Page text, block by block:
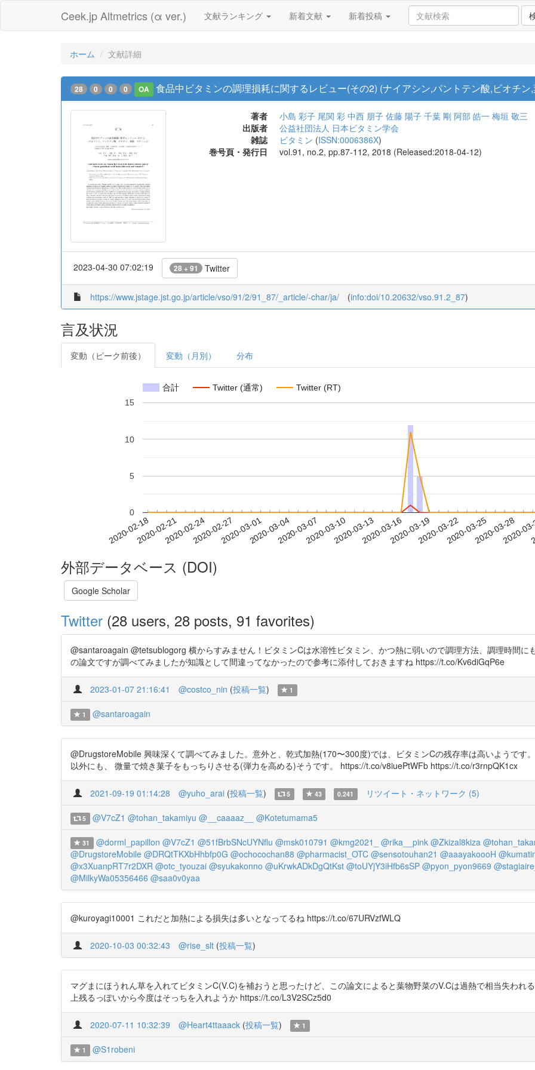
Ceek.jp Altmetrics (α ver.) 文献ランキング 新着文献 新着投稿
ホーム 文献詳細
28 0 0 0 OA 食品中ビタミンの調理損耗に関するレビュー(その2) (ナイアシン,パントテン酸,ビオチン
著者 小島 彩子 尾関 彩 中西 朋子 佐藤 陽子 千葉 剛 阿部 皓一 梅垣 敬三
出版者
公益社団法人 日本ビタミン学会
雑誌
ビタミン (ISSN:0006386X)
巻号頁・発行日
vol.91, no.2, pp.87-112, 2018 (Released:2018-04-12)
2023-04-30 07:02:19 28 + 91 Twitter
https://www.jstage.jst.go.jp/article/vso/91/2/91_87/_article/-char/ja/ (info:doi/10.20632/vso.91.2_87)
言及状況
変動（ピーク前後） 変動（月別） 分布
合計 Twitter (通常) Twitter (RT)
2020-02-182020-02-212020-02-242020-02-272020-03-012020-03-042020-03-072020-03-102020-03-132020-03-162020-03-192020-03-222020-03-252020-03-28
2020-
0
5
10
15
外部データベース (DOI)
Google Scholar
Twitter (28 users, 28 posts, 91 favorites)
@santaroagain @tetsublogorg 横からすみません！ビタミンCは水溶性ビタミン、かつ熱に弱いので調理方法、調理時間
の論文ですが調べてみましたが知識として間違ってなかったので参考に添付しておきますね https://t.co/Kv6diGqP6e
2023-01-07 21:16:41 @costco_nin (投稿一覧) 1
1 @santaroagain
@DrugstoreMobile 興味深くて調べてみました。意外と、乾式加熱(170〜300度)では、ビタミンCの残存率は高いようです
以外にも、 微量で焼き菓子をもっちりさせる(弾力を高める)そうです。 https://t.co/v8iuePtWFb https://t.co/r3rnpQK1cx
2021-09-19 01:14:28 @yuho_arai (投稿一覧) 5 43 0.241 リツイート・ネットワーク (5)
5 @V7cZ1 @tohan_takamiyu @__caaaaz__ @Kotetumama5
31 @dorml_papillon @V7cZ1 @51fBrbSNcUYNflu @msk010791 @kmg2021_ @rika__pink @Zkizal8kiza
@DrugstoreMobile @DRQtTKXbHhbfp0G @ochocochan88 @pharmacist_OTC @sensotouhan21 @aaayakoooH
@x3XuanpRT7r2DXR @otc_tyouzai @syukakonno @uKrwkADkDgQtKst @toUYjY3iHfb6sSP @pyon_pyon9669
@MilkyWa05356466 @saa0v0yaa
@kuroyagi10001 これだと加熱による損失は多いとなってるね https://t.co/67URVzfWLQ
2020-10-03 00:32:43 @rise_slt (投稿一覧)
マグまにほうれん草を入れてビタミンC(V.C)を補おうと思ったけど、この論文によると葉物野菜のV.Cは過熱で相当失われ
上残るっぽいから今度はそっちを入れようか https://t.co/L3V2SCz5d0
2020-07-11 10:32:39 @Heart4ttaaack (投稿一覧) 1
1 @S1robeni